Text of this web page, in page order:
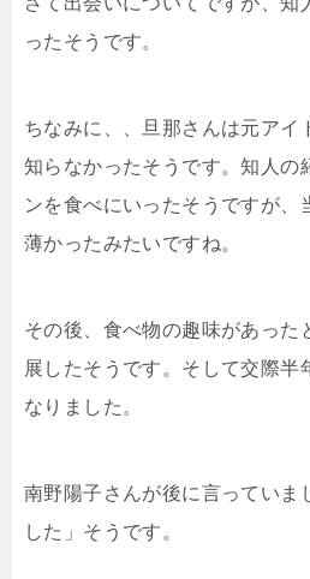
ったそうです。
ちなみに、、旦那さんは元アイ
知らなかったそうです。知人の
ンを食べにいったそうですが、
薄かったみたいですね。
その後、食べ物の趣味があった
展したそうです。そして交際半
なりました。
南野陽子さんが後に言っていま
した」そうです。